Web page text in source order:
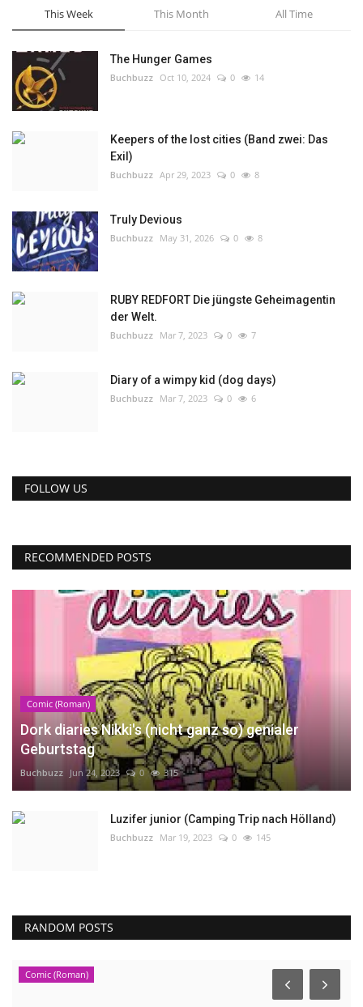
This Week This Month All Time
The Hunger Games
Buchbuzz Oct 10, 2024 0 14
Keepers of the lost cities (Band zwei: Das
Exil)
Buchbuzz Apr 29, 2023 0 8
Truly Devious
Buchbuzz May 31, 2026 0 8
RUBY REDFORT Die jüngste Geheimagentin
der Welt.
Buchbuzz Mar 7, 2023 0 7
Diary of a wimpy kid (dog days)
Buchbuzz Mar 7, 2023 0 6
FOLLOW US
RECOMMENDED POSTS
Comic (Roman)
Dork diaries Nikki's (nicht ganz so) genialer
Geburtstag
Buchbuzz Jun 24, 2023 0 315
Luzifer junior (Camping Trip nach Hölland)
Buchbuzz Mar 19, 2023 0 145
RANDOM POSTS
Comic (Roman)